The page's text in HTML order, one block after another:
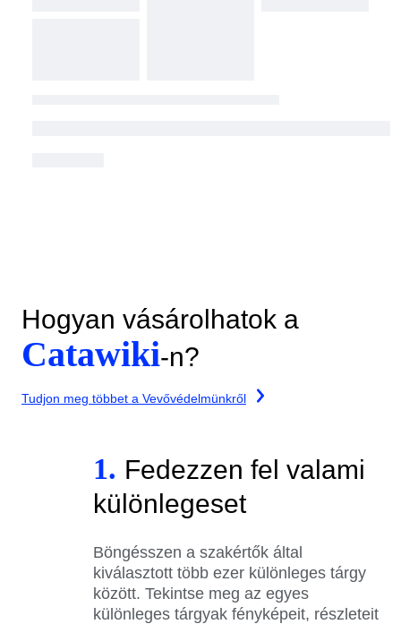
Hogyan vásárolhatok a
Catawiki-n?
Tudjon meg többet a Vevővédelmünkről
1. Fedezzen fel valami
különlegeset
Böngésszen a szakértők által
kiválasztott több ezer különleges tárgy
között. Tekintse meg az egyes
különleges tárgyak fényképeit, részleteit